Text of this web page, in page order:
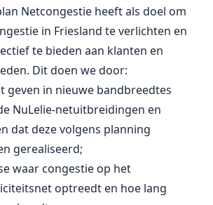
Netcongestie heeft als doel om
in Friesland te verlichten en
te bieden aan klanten en
Dit doen we door:
geven in nieuwe bandbreedtes
NuLelie-netuitbreidingen en
dat deze volgens planning
gerealiseerd;
waar congestie op het
optreedt en hoe lang